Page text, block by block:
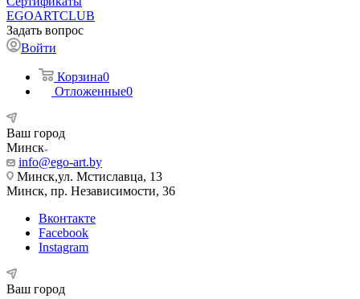
EGOARTCLUB
Задать вопрос
Войти
Корзина0
Отложенные0
Ваш город
Минск
info@ego-art.by
Минск,ул. Мстиславца, 13
Минск, пр. Независимости, 36
Вконтакте
Facebook
Instagram
Ваш город